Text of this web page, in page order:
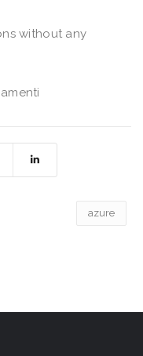
without any
azure